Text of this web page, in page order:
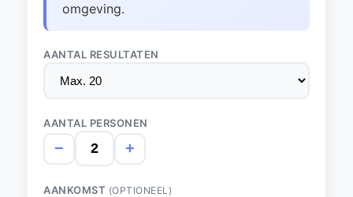
omgeving.
AANTAL RESULTATEN
AANTAL PERSONEN
− +
AANKOMST (OPTIONEEL)